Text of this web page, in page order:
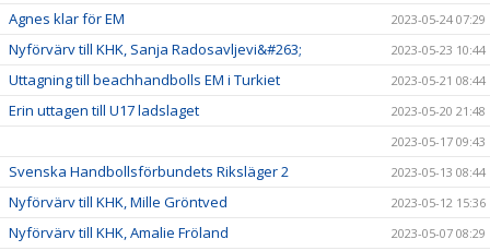
Agnes klar för EM 2023-05-24 07:29
Nyförvärv till KHK, Sanja Radosavljevi&#263; 2023-05-23 10:44
Uttagning till beachhandbolls EM i Turkiet 2023-05-21 08:44
Erin uttagen till U17 ladslaget
2023-05-20 21:48
2023-05-17 09:43
Svenska Handbollsförbundets Riksläger 2 2023-05-13 08:44
Nyförvärv till KHK, Mille Gröntved 2023-05-12 15:36
Nyförvärv till KHK, Amalie Fröland 2023-05-07 08:29